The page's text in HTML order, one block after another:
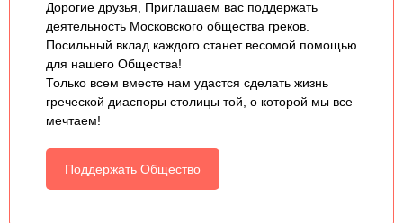
Дорогие друзья, Приглашаем вас поддержать
деятельность Московского общества греков.
Посильный вклад каждого станет весомой помощью
для нашего Общества!
Только всем вместе нам удастся сделать жизнь
греческой диаспоры столицы той, о которой мы все
мечтаем!
Поддержать Общество